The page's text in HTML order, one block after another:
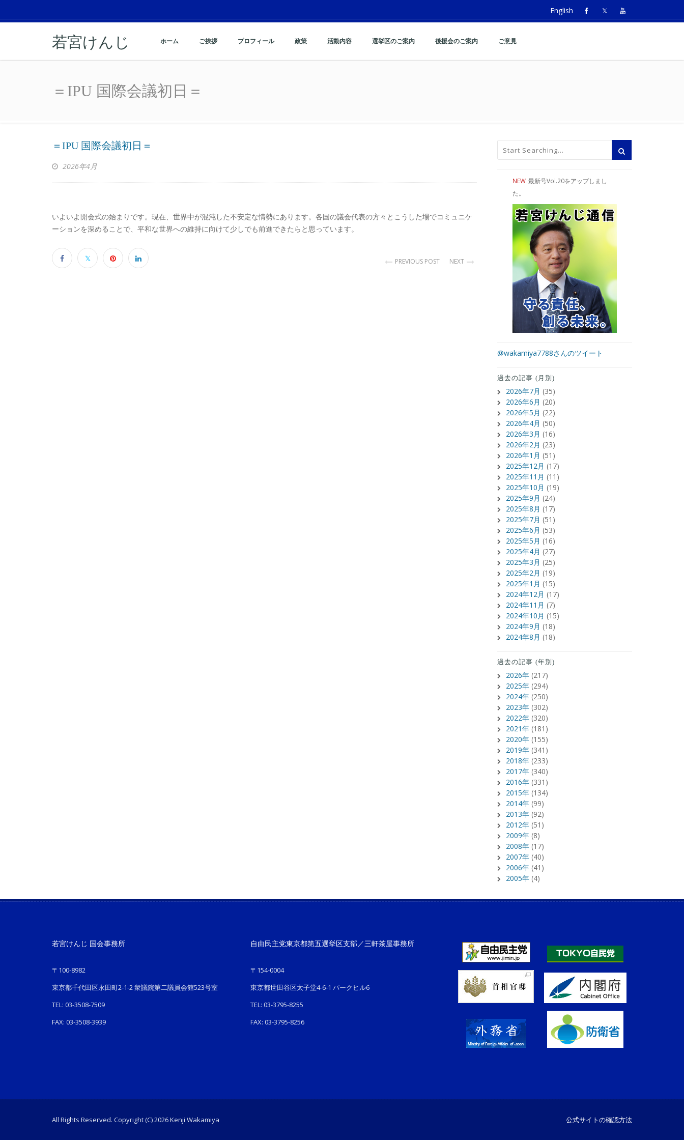
English
若宮けんじ ホーム ご挨拶 プロフィール 政策 活動内容 選挙区のご案内 後援会のご案内 ご意見
＝IPU 国際会議初日＝
＝IPU 国際会議初日＝
2026年4月
いよいよ開会式の始まりです。現在、世界中が混沌した不安定な情勢にあります。各国の議会代表の方々とこうした場でコミュニケ
ーションを深めることで、平和な世界への維持に向けて少しでも前進できたらと思っています。
PREVIOUS POST NEXT
NEW 最新号Vol.20をアップしまし
た。
@wakamiya7788さんのツイート
過去の記事 (月別)
2026年7月 (35)
2026年6月 (20)
2026年5月 (22)
2026年4月 (50)
2026年3月 (16)
2026年2月 (23)
2026年1月 (51)
2025年12月 (17)
2025年11月 (11)
2025年10月 (19)
2025年9月 (24)
2025年8月 (17)
2025年7月 (51)
2025年6月 (53)
2025年5月 (16)
2025年4月 (27)
2025年3月 (25)
2025年2月 (19)
2025年1月 (15)
2024年12月 (17)
2024年11月 (7)
2024年10月 (15)
2024年9月 (18)
2024年8月 (18)
過去の記事 (年別)
2026年 (217)
2025年 (294)
2024年 (250)
2023年 (302)
2022年 (320)
2021年 (181)
2020年 (155)
2019年 (341)
2018年 (233)
2017年 (340)
2016年 (331)
2015年 (134)
2014年 (99)
2013年 (92)
2012年 (51)
2009年 (8)
2008年 (17)
2007年 (40)
2006年 (41)
2005年 (4)
若宮けんじ 国会事務所
〒100-8982
東京都千代田区永田町2-1-2 衆議院第二議員会館523号室
TEL: 03-3508-7509
FAX: 03-3508-3939
自由民主党東京都第五選挙区支部／三軒茶屋事務所
〒154-0004
東京都世田谷区太子堂4-6-1 パークヒル6
TEL: 03-3795-8255
FAX: 03-3795-8256
All Rights Reserved. Copyright (C) 2026 Kenji Wakamiya 公式サイトの確認方法